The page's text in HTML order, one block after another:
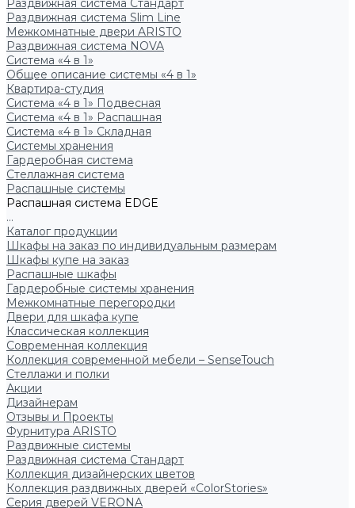
Раздвижная система Стандарт
Раздвижная система Slim Line
Межкомнатные двери ARISTO
Раздвижная система NOVA
Система «4 в 1»
Общее описание системы «4 в 1»
Квартира-студия
Система «4 в 1» Подвесная
Система «4 в 1» Распашная
Система «4 в 1» Складная
Системы хранения
Гардеробная система
Стеллажная система
Распашные системы
Распашная система EDGE
...
Каталог продукции
Шкафы на заказ по индивидуальным размерам
Шкафы купе на заказ
Распашные шкафы
Гардеробные системы хранения
Межкомнатные перегородки
Двери для шкафа купе
Классическая коллекция
Современная коллекция
Коллекция современной мебели – SenseTouch
Стеллажи и полки
Акции
Дизайнерам
Отзывы и Проекты
Фурнитура ARISTO
Раздвижные системы
Раздвижная система Стандарт
Коллекция дизайнерских цветов
Коллекция раздвижных дверей «ColorStories»
Серия дверей VERONA